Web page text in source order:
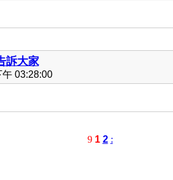
訴大家
03:28:00
9 1 2 :